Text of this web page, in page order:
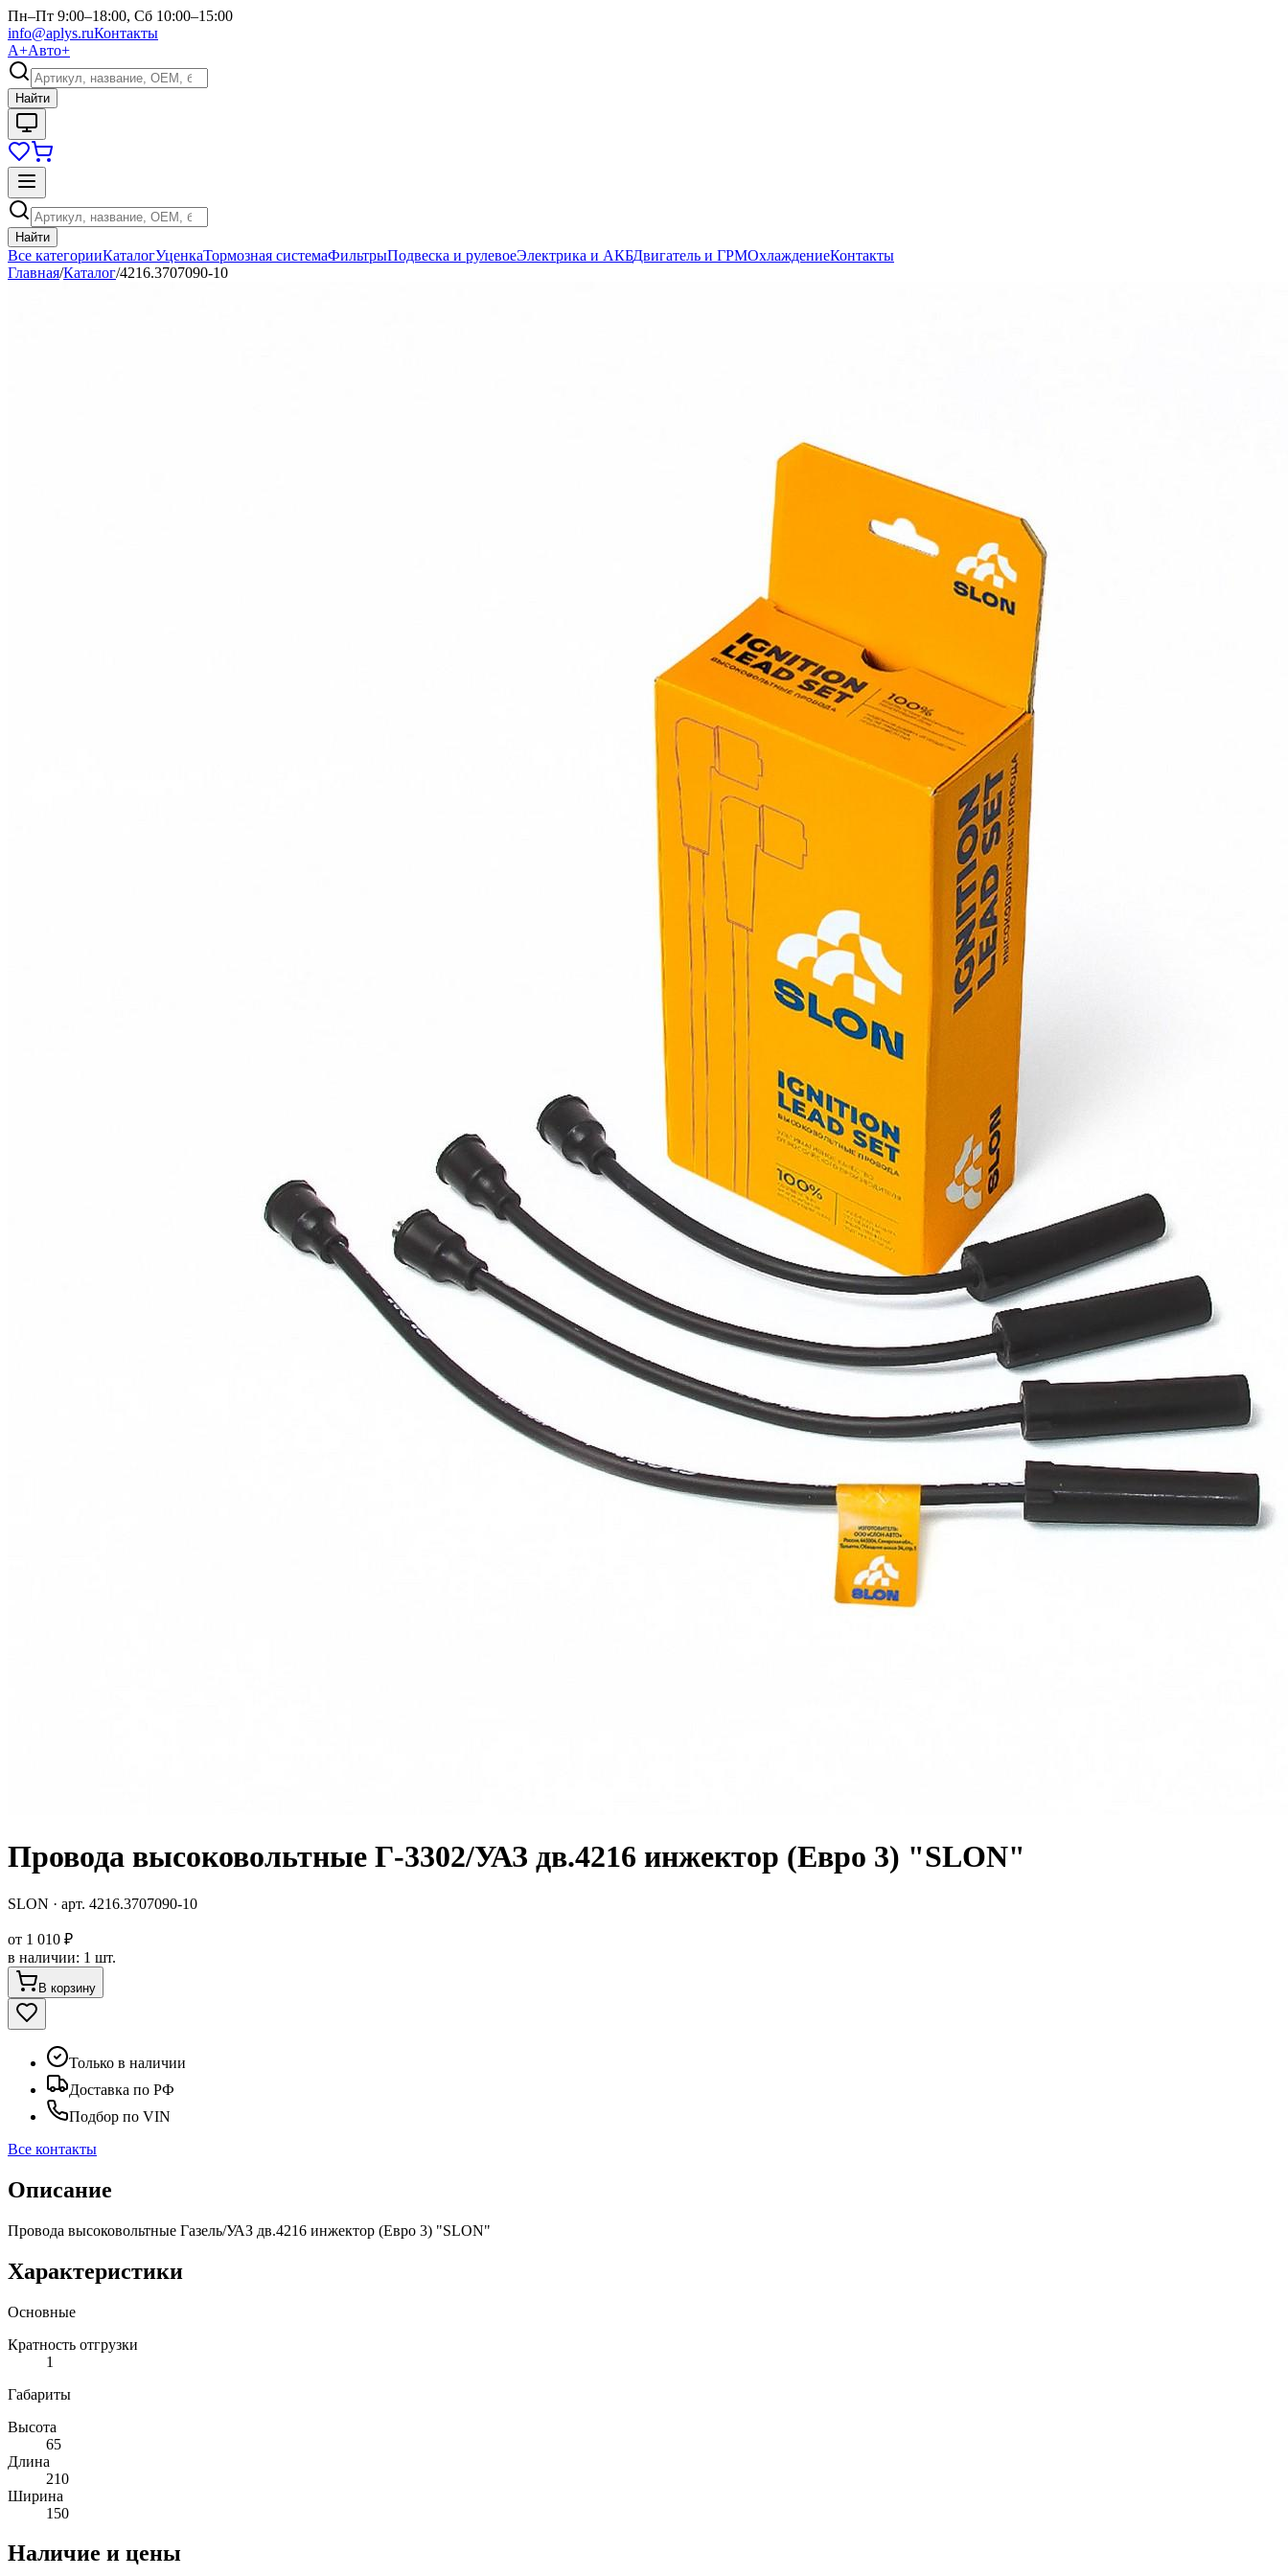
Пн–Пт 9:00–18:00, Сб 10:00–15:00
info@aplys.ruКонтакты
А+Авто+
Найти
Найти
Все категорииКаталогУценкаТормозная системаФильтрыПодвеска и рулевоеЭлектрика и АКБДвигатель и ГРМОхлаждениеКонтакты
Главная/Каталог/4216.3707090-10
Провода высоковольтные Г-3302/УАЗ дв.4216 инжектор (Евро 3) "SLON"
SLON · арт. 4216.3707090-10
от 1 010 ₽
в наличии: 1 шт.
В корзину
Только в наличии
Доставка по РФ
Подбор по VIN
Все контакты
Описание
Провода высоковольтные Газель/УАЗ дв.4216 инжектор (Евро 3) "SLON"
Характеристики
Основные
Кратность отгрузки
1
Габариты
Высота
65
Длина
210
Ширина
150
Наличие и цены